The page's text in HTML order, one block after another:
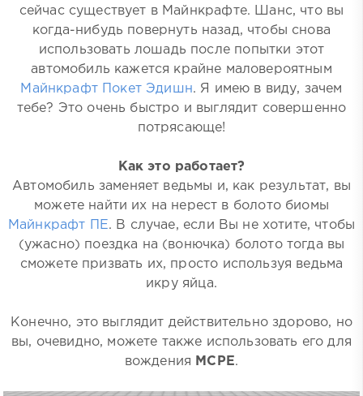
сейчас существует в Майнкрафте. Шанс, что вы
когда-нибудь повернуть назад, чтобы снова
использовать лошадь после попытки этот
автомобиль кажется крайне маловероятным
Майнкрафт Покет Эдишн. Я имею в виду, зачем
тебе? Это очень быстро и выглядит совершенно
потрясающе!
Как это работает?
Автомобиль заменяет ведьмы и, как результат, вы
можете найти их на нерест в болото биомы
Майнкрафт ПЕ . В случае, если Вы не хотите, чтобы
(ужасно) поездка на (вонючка) болото тогда вы
сможете призвать их, просто используя ведьма
икру яйца.
Конечно, это выглядит действительно здорово, но
вы, очевидно, можете также использовать его для
вождения MCPE.